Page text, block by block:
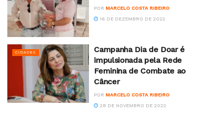
POR MARCELO COSTA RIBEIRO
16 DE DEZEMBRO DE 2022
CIDADES
Campanha Dia de Doar é
impulsionada pela Rede
Feminina de Combate ao
Câncer
POR MARCELO COSTA RIBEIRO
28 DE NOVEMBRO DE 2022